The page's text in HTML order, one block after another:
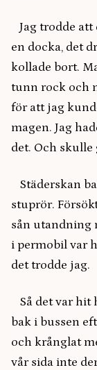
Jag trodde att
en docka, det
kollade bort.
tunn rock och
för att jag
magen. Jag
det. Och skulle
Städerskan
stuprör.
sån utandning
i permobil var
det trodde jag.
Så det var hit
bak i bussen
och krånglat
vår sida inte